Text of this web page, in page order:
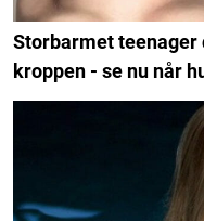
Storbarmet
kroppen - se nu når